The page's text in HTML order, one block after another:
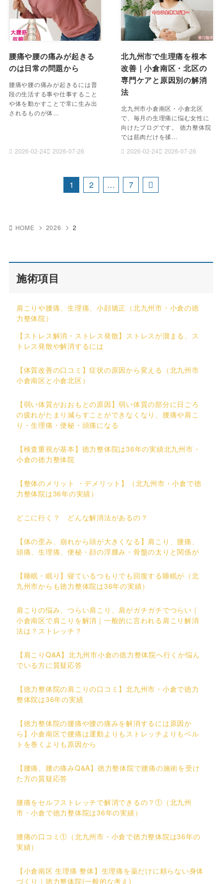
腰痛や腰の痛みが起きる
のは日常の問題から
腰痛や腰の痛みが起きるには普
段の生活する事や仕事すること
や体を動かすことで常に生み出
されるものが体…
2026-02-24 2026-07-26
北九州市で生理痛を根本
改善｜小倉南区・北区の
専門ケアと原因別の解消
法
北九州市小倉南区・小倉北区
で、毎月の生理痛に悩む女性に
向けたブログです。 徳力整体院
では筋肉だけを揉…
2026-02-24
2026-07-26
1 2 … 7
HOME 2026 2
施術項目
肩こりや腰痛、生理痛、小顔矯正（北九州市・小倉の徳
力整体院）
【ストレス解消・ストレス発散】ストレスが溜まる、ス
トレス発散や解消するには
【体質改善の口コミ】症状の原因から変える（北九州市
小倉南区と小倉北区）
【弱い体質がおおもとの原因】弱い体質の部分に日ごろ
の疲れがたまり減らすことができなくなり、腰痛や肩こ
り・生理痛・便秘・頭痛になる
【検査重視が基本】徳力整体院は36年の実績北九州市・
小倉の徳力整体院
【整体のメリット ・デメリット】（北九州市・小倉で徳
力整体院は36年の実績）
どこに行く？ どんな解消法があるの？
【体の歪み、崩れから頭が大きくなる】肩こり、腰痛、
頭痛、生理痛、便秘・顔の浮腫み・骨盤の太りと関係が
【睡眠・眠り】寝ているつもりでも回復する睡眠が（北
九州市からも徳力整体院は36年の実績）
肩こりの悩み、つらい肩こり、肩がガチガチでつらい｜
小倉南区で肩こりを解消｜一般的に言われる肩こり解消
法は？ストレッチ？
【肩こりQ&A】北九州市小倉の徳力整体院へ行くか悩ん
でいる方に質疑応答
【徳力整体院の肩こりの口コミ】北九州市・小倉で徳力
整体院は36年の実績
【徳力整体院の腰痛や腰の痛みを解消するには原因か
ら】小倉南区で腰痛は運動よりもストレッチよりもベル
トを巻くよりも原因から
【腰痛、腰の痛みQ&A】徳力整体院で腰痛の施術を受け
た方の質疑応答
腰痛をセルフストレッチで解消できるの？①（北九州
市・小倉で徳力整体院は36年の実績）
腰痛の口コミ①（北九州市・小倉で徳力整体院は36年の
実績）
【小倉南区 生理痛 整体】生理痛を薬だけに頼らない身体
づくり｜徳力整体院(一般的な考え)